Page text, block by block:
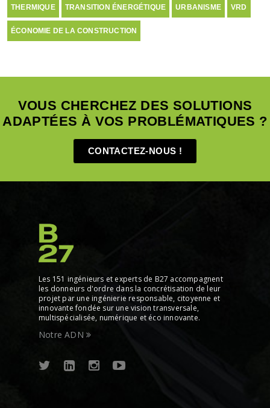
THERMIQUE TRANSITION ÉNERGÉTIQUE URBANISME VRD
ÉCONOMIE DE LA CONSTRUCTION
VOUS CHERCHEZ DES SOLUTIONS
ADAPTÉES À VOS PROBLÉMATIQUES ?
CONTACTEZ-NOUS !
Les 151 ingénieurs et experts de B27 accompagnent
les donneurs d'ordre dans la concrétisation de leur
projet par une ingénierie responsable, citoyenne et
innovante fondée sur une vision transversale,
multispécialisée, numérique et éco innovante.
Notre ADN